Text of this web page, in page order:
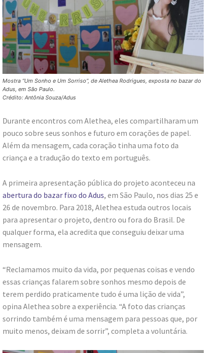
Mostra “Um Sonho e Um Sorriso”, de Alethea Rodrigues, exposta no bazar do
Adus, em São Paulo.
Crédito: Antônia Souza/Adus
Durante encontros com Alethea, eles compartilharam um
pouco sobre seus sonhos e futuro em corações de papel.
Além da mensagem, cada coração tinha uma foto da
criança e a tradução do texto em português.
A primeira apresentação pública do projeto aconteceu na
abertura do bazar fixo do Adus, em São Paulo, nos dias 25 e
26 de novembro. Para 2018, Alethea estuda outros locais
para apresentar o projeto, dentro ou fora do Brasil. De
qualquer forma, ela acredita que conseguiu deixar uma
mensagem.
“Reclamamos muito da vida, por pequenas coisas e vendo
essas crianças falarem sobre sonhos mesmo depois de
terem perdido praticamente tudo é uma lição de vida”,
opina Alethea sobre a experiência. “A foto das crianças
sorrindo também é uma mensagem para pessoas que, por
muito menos, deixam de sorrir”, completa a voluntária.